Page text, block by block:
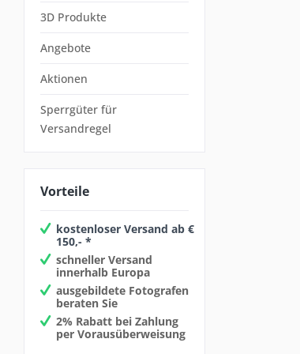
3D Produkte
Angebote
Aktionen
Sperrgüter für
Versandregel
Vorteile
kostenloser Versand ab €
150,- *
schneller Versand
innerhalb Europa
ausgebildete Fotografen
beraten Sie
2% Rabatt bei Zahlung
per Vorausüberweisung